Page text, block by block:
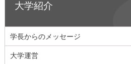
大学紹介
学長からのメッセージ
大学運営